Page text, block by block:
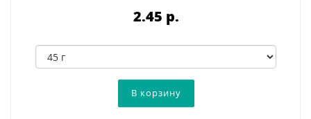
2.45 p.